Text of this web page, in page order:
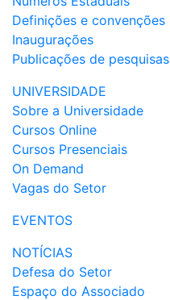
Definições e convenções
Inaugurações
Publicações de pesquisas
UNIVERSIDADE
Sobre a Universidade
Cursos Online
Cursos Presenciais
On Demand
Vagas do Setor
EVENTOS
NOTÍCIAS
Defesa do Setor
Espaço do Associado